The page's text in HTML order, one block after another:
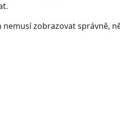
zobrazovat